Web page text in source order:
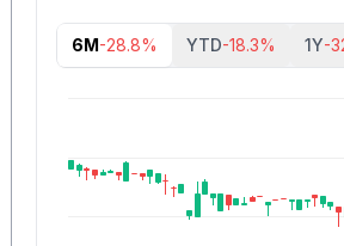
6M-28.8% YTD-18.3% 1Y-